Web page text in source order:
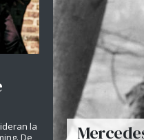
la
De